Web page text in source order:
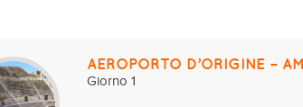
AEROPORTO D’ORIGINE –
Giorno 1